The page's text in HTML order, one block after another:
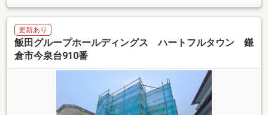
更新あり
飯田グループホールディングス ハートフルタウン 鎌
倉市今泉台910番